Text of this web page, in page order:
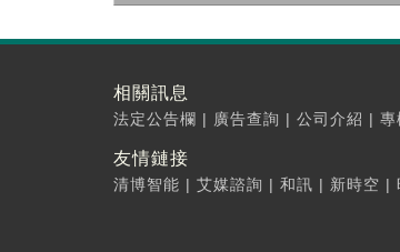
相關訊息
法定公告欄 | 廣告查詢 | 公司介紹 | 專
友情鏈接
清博智能 | 艾媒諮詢 | 和訊 | 新時空 |